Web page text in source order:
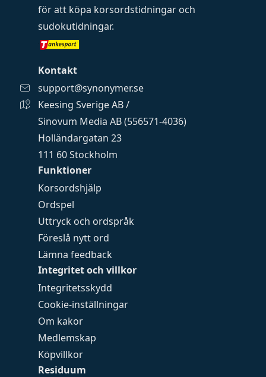
Funktioner
Korsordshjälp
Ordspel
Uttryck och ordspråk
Föreslå nytt ord
Lämna feedback
Integritet och villkor
Integritetsskydd
Cookie-inställningar
Om kakor
Medlemskap
Köpvillkor
Residuum
för att köpa korsordstidningar och
sudokutidningar.
Kontakt
support@synonymer.se
Keesing Sverige AB /
Sinovum Media AB (556571-4036)
Holländargatan 23
111 60 Stockholm